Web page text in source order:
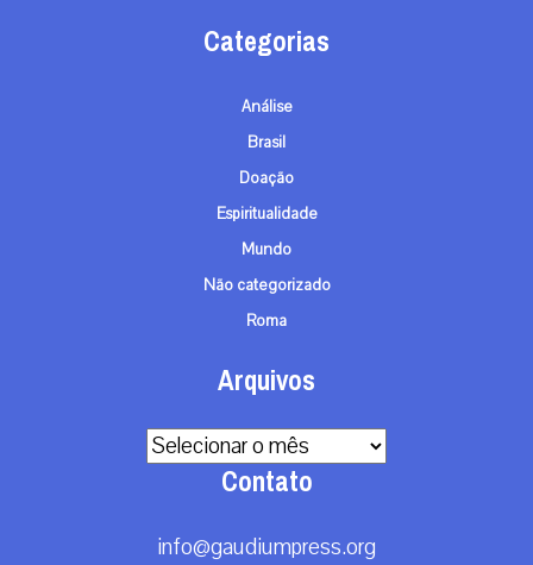
Categorias
Análise
Brasil
Doação
Espiritualidade
Mundo
Não categorizado
Roma
Arquivos
Arquivos
Contato
info@gaudiumpress.org